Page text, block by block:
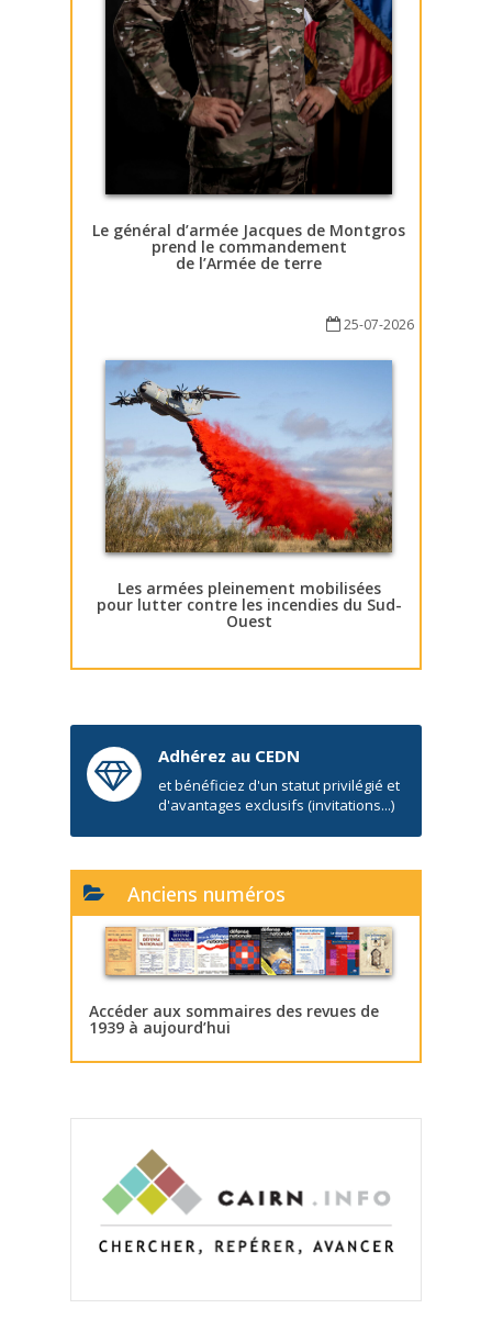
Le général d’armée Jacques de Montgros
prend le commandement
de l’Armée de terre
25-07-2026
Les armées pleinement mobilisées
pour lutter contre les incendies du Sud-
Ouest
Adhérez au CEDN
et bénéficiez d'un statut privilégié et
d'avantages exclusifs (invitations...)
Anciens numéros
Accéder aux sommaires des revues de
1939 à aujourd’hui